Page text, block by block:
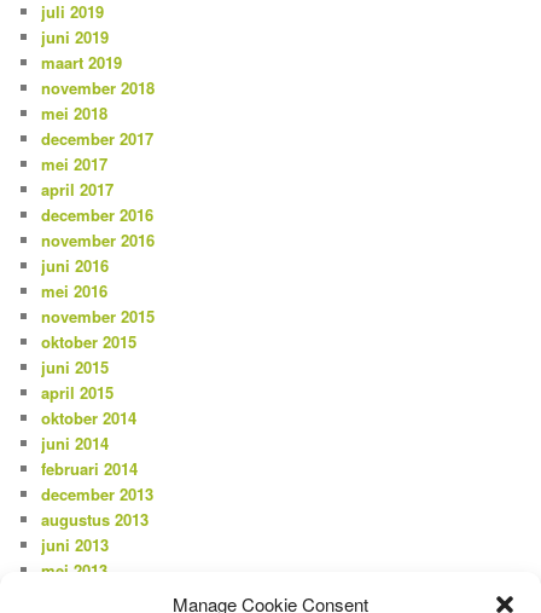
Manage Cookie Consent
juli 2019
juni 2019
maart 2019
november 2018
mei 2018
december 2017
mei 2017
april 2017
december 2016
november 2016
juni 2016
mei 2016
november 2015
oktober 2015
juni 2015
april 2015
oktober 2014
juni 2014
februari 2014
december 2013
augustus 2013
juni 2013
mei 2013